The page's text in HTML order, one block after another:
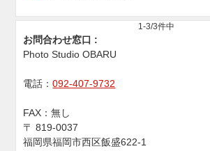
1-3/3件中
お問合わせ窓口 :
Photo Studio OBARU
電話：092-407-9732
FAX：無し
〒819-0037
福岡県福岡市西区飯盛622-1